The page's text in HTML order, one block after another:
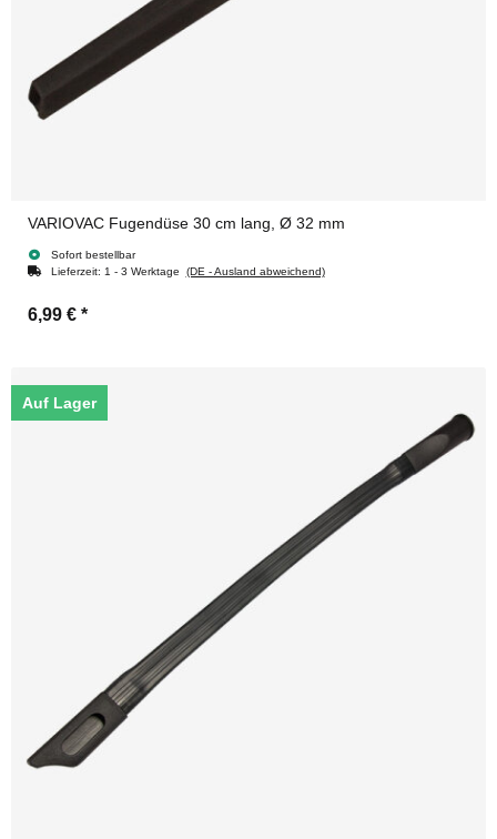
VARIOVAC Fugendüse 30 cm lang, Ø 32 mm
Sofort bestellbar
Lieferzeit: 1 - 3 Werktage (DE - Ausland abweichend)
6,99 € *
Auf Lager